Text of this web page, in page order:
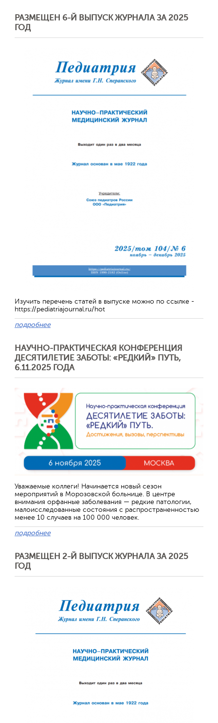
РАЗМЕЩЕН 6-Й ВЫПУСК ЖУРНАЛА ЗА 2025
ГОД
Изучить перечень статей в выпуске можно по ссылке -
https://pediatriajournal.ru/hot
подробнее
НАУЧНО-ПРАКТИЧЕСКАЯ КОНФЕРЕНЦИЯ
ДЕСЯТИЛЕТИЕ ЗАБОТЫ: «РЕДКИЙ» ПУТЬ,
6.11.2025 ГОДА
Уважаемые коллеги! Начинается новый сезон
мероприятий в Морозовской больнице. В центре
внимания орфанные заболевания — редкие патологии,
малоисследованные состояния с распространенностью
менее 10 случаев на 100 000 человек.
подробнее
РАЗМЕЩЕН 2-Й ВЫПУСК ЖУРНАЛА ЗА 2025
ГОД
Отправить